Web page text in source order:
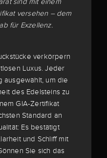
sind mit einem
versehen – dem
für Exzellenz.
verkörpern
Luxus. Jeder
ausgewählt, um die
des Edelsteins zu
GIA-Zertifikat
Standard an
Es bestätigt
und Schliff mit
Sie sich das